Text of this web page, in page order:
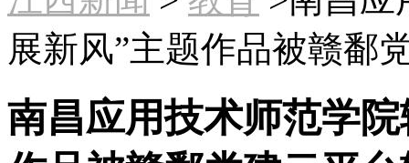
展新风”主题作品被赣鄱
南昌应用技术师范学